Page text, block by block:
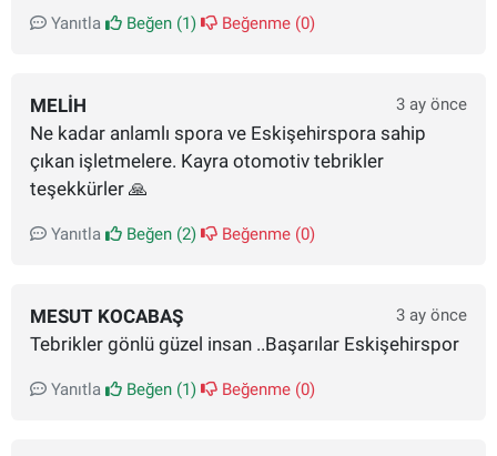
Yanıtla Beğen (1) Beğenme (0)
MELIH 3 ay önce
Ne kadar anlamlı spora ve Eskişehirspora sahip
çıkan işletmelere. Kayra otomotiv tebrikler
teşekkürler 🙏
Yanıtla Beğen (2) Beğenme (0)
MESUT KOCABAŞ 3 ay önce
Tebrikler gönlü güzel insan ..Başarılar Eskişehirspor
Yanıtla Beğen (1) Beğenme (0)